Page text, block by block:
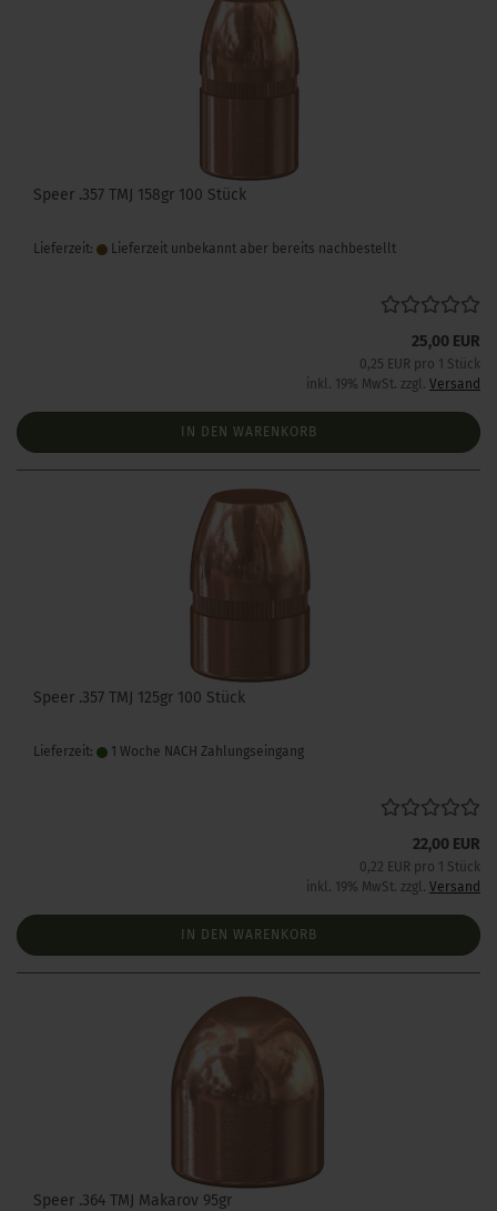
Speer .357 TMJ 158gr 100 Stück
Lieferzeit: Lieferzeit unbekannt aber bereits nachbestellt
25,00 EUR
0,25 EUR pro 1 Stück
inkl. 19% MwSt. zzgl. Versand
IN DEN WARENKORB
Speer .357 TMJ 125gr 100 Stück
Lieferzeit: 1 Woche NACH Zahlungseingang
22,00 EUR
0,22 EUR pro 1 Stück
inkl. 19% MwSt. zzgl. Versand
IN DEN WARENKORB
Speer .364 TMJ Makarov 95gr